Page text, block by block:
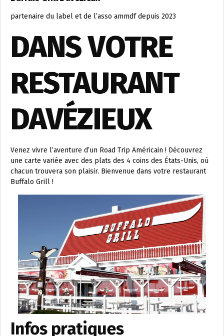
partenaire du label et de l’asso ammdf depuis 2023
DANS VOTRE
RESTAURANT
DAVÉZIEUX
Venez vivre l’aventure d’un Road Trip Américain ! Découvrez
une carte variée avec des plats des 4 coins des États-Unis, où
chacun trouvera son plaisir. Bienvenue dans votre restaurant
Buffalo Grill !
Infos pratiques